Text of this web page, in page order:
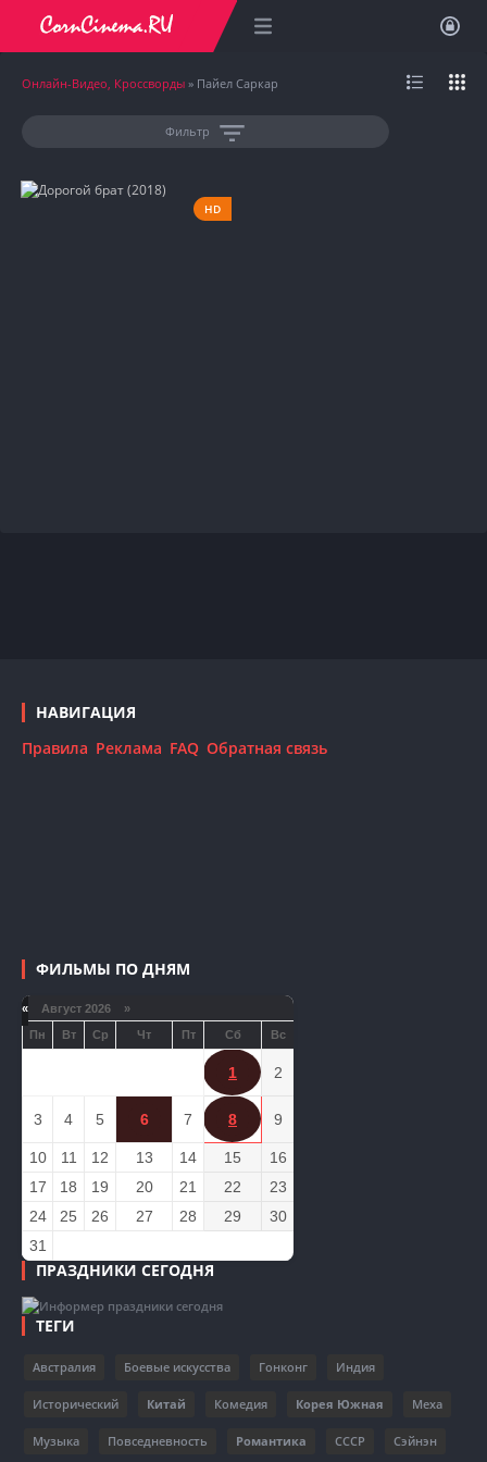
Онлайн-Видео, Кроссворды » Пайел Саркар
Фильтр
HD
НАВИГАЦИЯ
Правила Реклама FAQ Обратная связь
ФИЛЬМЫ ПО ДНЯМ
« Август 2026 »
Пн
Вт Ср Чт Пт Сб Вс
1 2
3 4 5 6 7 8 9
10 11 12 13 14 15
16
17
18 19 20 21 22
23
24
25 26 27 28 29
30
31
ПРАЗДНИКИ СЕГОДНЯ
ТЕГИ
Австралия Боевые искусства Гонконг Индия
Исторический Китай Комедия Корея Южная Меха
Музыка Повседневность Романтика СССР Сэйнэн